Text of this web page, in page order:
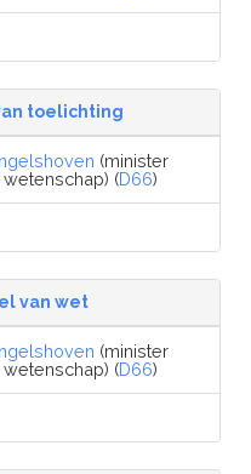
toelichting
(minister
(D66)
van wet
(minister
(D66)